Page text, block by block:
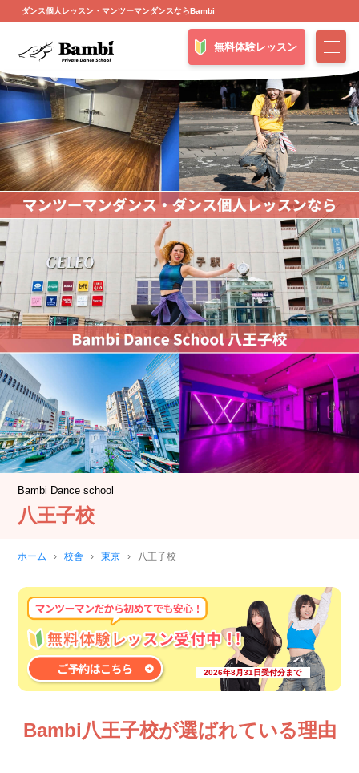
ダンス個人レッスン・マンツーマンダンスならBambi
無料体験レッスン
Bambi Dance school
八王子校
ホーム › 校舎 › 東京 › 八王子校
2026年8月31日受付分まで
Bambi八王子校が選ばれている理由